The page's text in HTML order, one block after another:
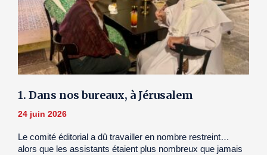
1. Dans nos bureaux, à Jérusalem
24 juin 2026
Le comité éditorial a dû travailler en nombre restreint…
alors que les assistants étaient plus nombreux que jamais